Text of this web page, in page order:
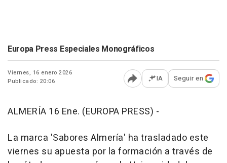
Europa Press Especiales Monográficos
Viernes, 16 enero 2026
Publicado: 20:06
Abrir opciones para
IA Seguir en
ALMERÍA 16 Ene. (EUROPA PRESS) -
La marca 'Sabores Almería' ha trasladado este
viernes su apuesta por la formación a través de